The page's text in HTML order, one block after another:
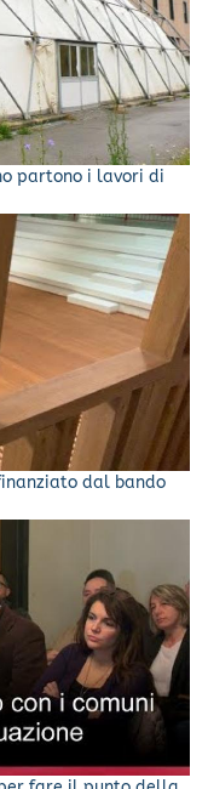
partono i lavori di
dal bando